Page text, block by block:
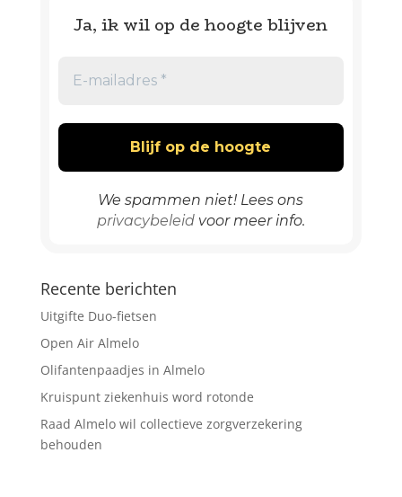
Ja, ik wil op de hoogte blijven
We spammen niet! Lees ons
privacybeleidvoor meer info.
Recente berichten
Uitgifte Duo-fietsen
Open Air Almelo
Olifantenpaadjes in Almelo
Kruispunt ziekenhuis word rotonde
Raad Almelo wil collectieve zorgverzekering
behouden